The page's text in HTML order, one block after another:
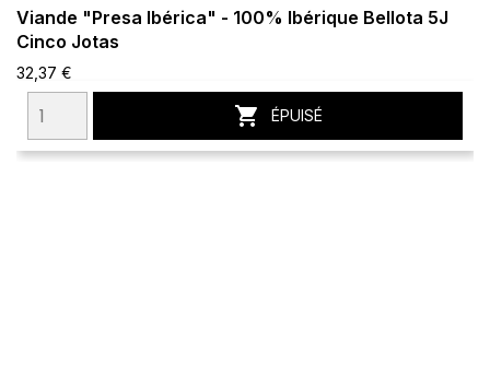
Viande "Presa Ibérica" - 100% Ibérique Bellota 5J
Cinco Jotas
32,37 €
 ÉPUISÉ